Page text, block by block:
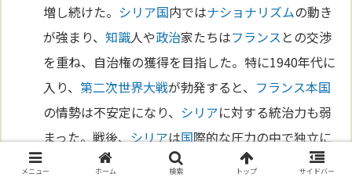
増し続けた。 シリア国内ではナショナリズムの動き
が強まり、知識人や政治家たちはフランス との交渉
を重ね、自治権の獲得を目指した。特に1940年代に
入り、第二次世界大戦が勃発すると、 フランス本国
の情勢は不安定になり、 シリアに対する統治力も弱
まった。戦後、シリアは国際的な圧力の中で独立に
向けて歩み始め、ついに1946年、
フランス
軍が完全
メニュー ホーム 検索 トップ サイドバー